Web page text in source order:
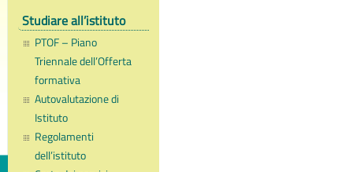
Studiare all’istituto
PTOF – Piano
Triennale dell’Offerta
formativa
Autovalutazione di
Istituto
Regolamenti
dell’istituto